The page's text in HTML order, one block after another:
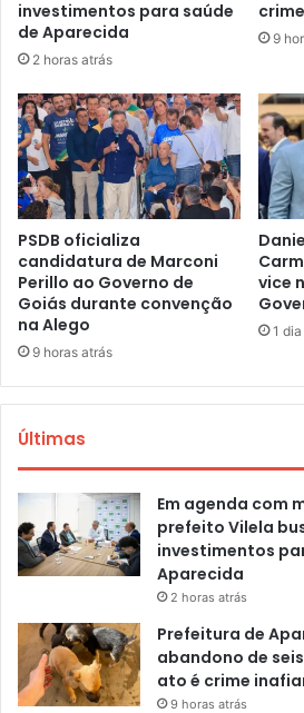
investimentos para saúde
de Aparecida
2 horas atrás
9
PSDB oficializa
candidatura de Marconi
Perillo ao Governo de
Goiás durante convenção
na Alego
9 horas atrás
vice
1
Últimas
Em agenda com
prefeito Vilela
investimentos
Aparecida
2 horas atrás
Prefeitura de
abandono de
ato é crime
9 horas atrás